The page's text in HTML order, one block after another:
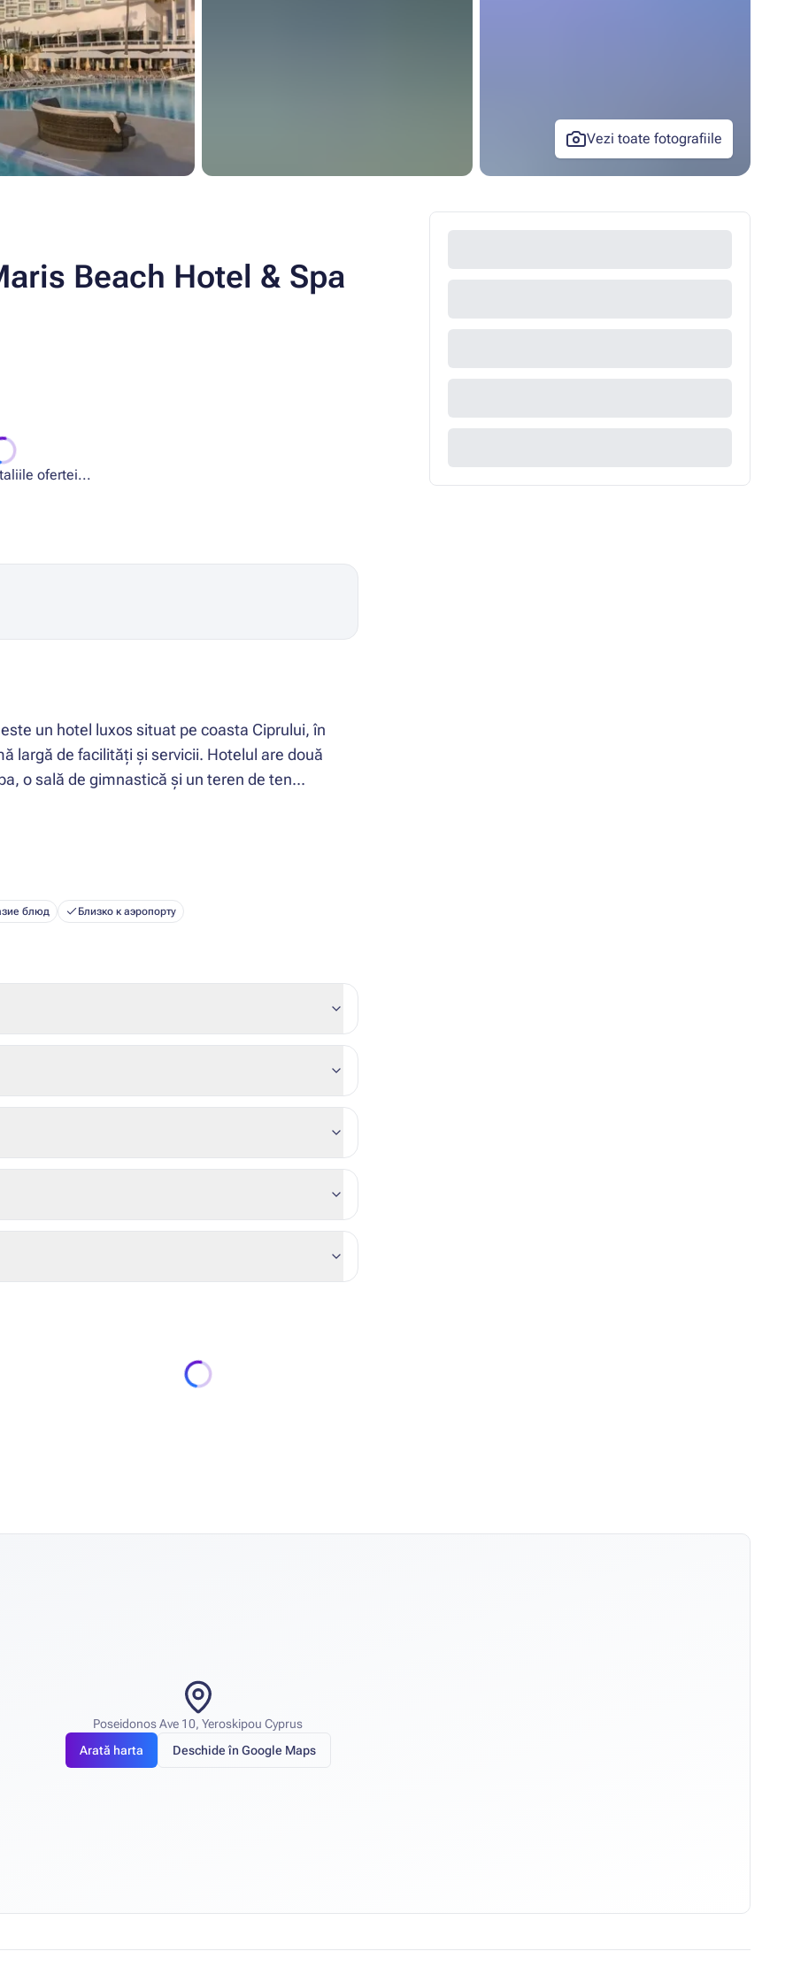
Vezi toate fotografiile
Beach Hotel & Spa
ofertei...
un hotel luxos situat pe coasta Ciprului, în
largă de facilități și servicii. Hotelul are două
o sală de gimnastică și un teren de ten...
блюд Близко к аэропорту
Poseidonos Ave 10, Yeroskipou Cyprus
Arată harta
Deschide în Google Maps